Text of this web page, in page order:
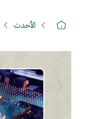
الأحدث